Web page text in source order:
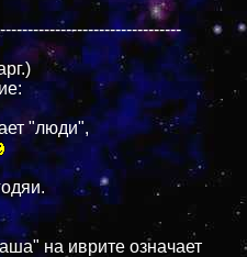
"люди",
на иврите означает